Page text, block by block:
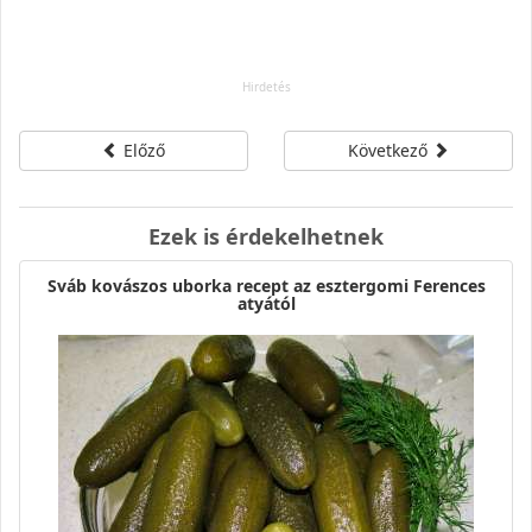
Előző Következő
Ezek is érdekelhetnek
Sváb kovászos uborka recept az esztergomi Ferences
atyától